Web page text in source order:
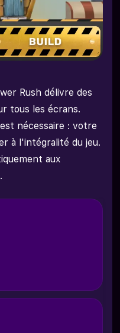
Rush délivre des
tous les écrans.
nécessaire : votre
à l'intégralité du jeu.
aux